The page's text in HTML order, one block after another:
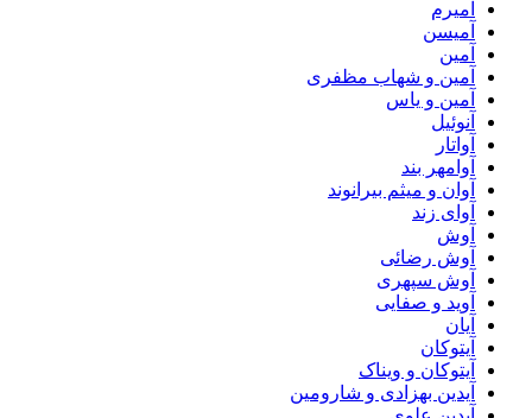
آمیرم
آمیسن
آمین
آمین و شهاب مظفری
آمین و یاس
آنوئیل
آواتار
آوامهر بند
آوان و میثم بیرانوند
آوای زند
آوش
آوش رضائی
آوش سپهری
آوید و صفایی
آیان
آیتوکان
آیتوکان و ویناک
آیدین بهزادی و شارومین